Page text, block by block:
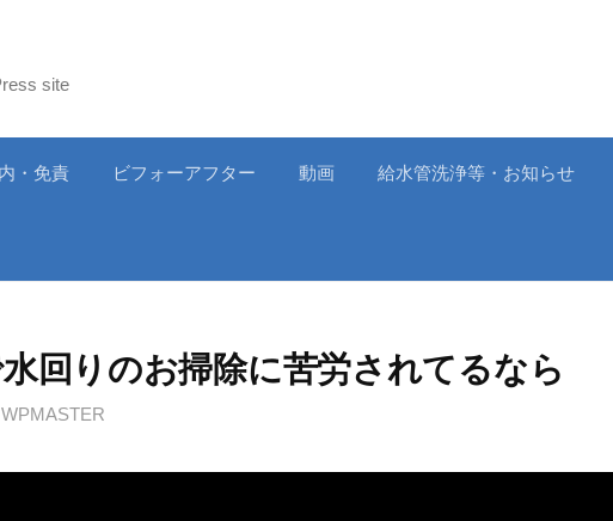
site
・免責 ビフォーアフター 動画 給水管洗浄等・お知らせ
回りのお掃除に苦労されてるなら
WPMASTER